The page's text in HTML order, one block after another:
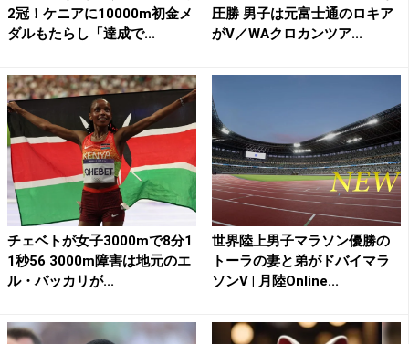
2冠！ケニアに10000m初金メ
ダルもたらし「達成で...
圧勝 男子は元富士通のロキア
がV／WAクロカンツア...
チェベトが女子3000mで8分1
1秒56 3000m障害は地元のエ
ル・バッカリが...
世界陸上男子マラソン優勝の
トーラの妻と弟がドバイマラ
ソンV | 月陸Online...